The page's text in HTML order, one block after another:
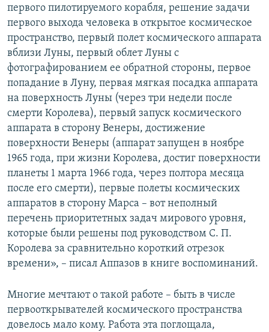
первого пилотируемого корабля, решение задачи
первого выхода человека в открытое космическое
пространство, первый полет космического аппарата
вблизи Луны, первый облет Луны с
фотографированием ее обратной стороны, первое
попадание в Луну, первая мягкая посадка аппарата
на поверхность Луны (через три недели после
смерти Королева), первый запуск космического
аппарата в сторону Венеры, достижение
поверхности Венеры (аппарат запущен в ноябре
1965 года, при жизни Королева, достиг поверхности
планеты 1 марта 1966 года, через полтора месяца
после его смерти), первые полеты космических
аппаратов в сторону Марса – вот неполный
перечень приоритетных задач мирового уровня,
которые были решены под руководством С. П.
Королева за сравнительно короткий отрезок
времени», – писал Аппазов в книге воспоминаний.
Многие мечтают о такой работе – быть в числе
первооткрывателей космического пространства
довелось мало кому. Работа эта поглощала,